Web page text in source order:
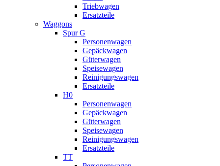
Triebwagen
Ersatzteile
Waggons
Spur G
Personenwagen
Gepäckwagen
Güterwagen
Speisewagen
Reinigungswagen
Ersatzteile
H0
Personenwagen
Gepäckwagen
Güterwagen
Speisewagen
Reinigungswagen
Ersatzteile
TT